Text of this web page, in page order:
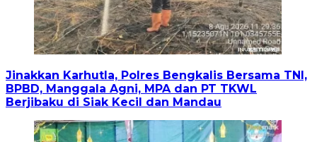
Jinakkan Karhutla, Polres Bengkalis Bersama TNI,
BPBD, Manggala Agni, MPA dan PT TKWL
Berjibaku di Siak Kecil dan Mandau